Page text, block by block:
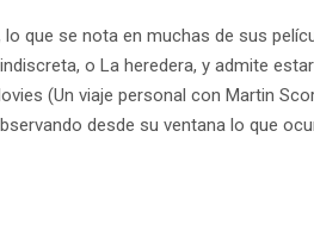
que se nota en muchas de sus
o La heredera, y admite
(Un viaje personal con Martin
desde su ventana lo que